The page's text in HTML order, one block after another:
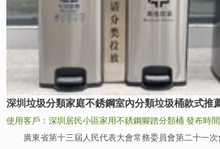
深圳垃圾分類家庭不銹鋼室內分類垃圾桶款式推
使用客戶：深圳居民小區家用不銹鋼腳踏分類桶 發布時
廣東省第十三屆人民代表大會常務委員會第二十一次